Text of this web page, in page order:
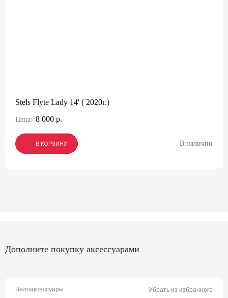
Stels Flyte Lady 14' ( 2020г.)
Цена: 8 000 р.
В КОРЗИНУ
В КОРЗИНУ
В КОРЗИНУ В наличии
Дополните покупку аксессуарами
Велоаксессуары Убрать из избранного